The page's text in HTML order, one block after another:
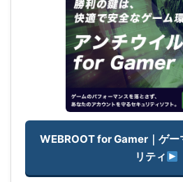
WEBROOT for Gamer｜ゲー
リティ